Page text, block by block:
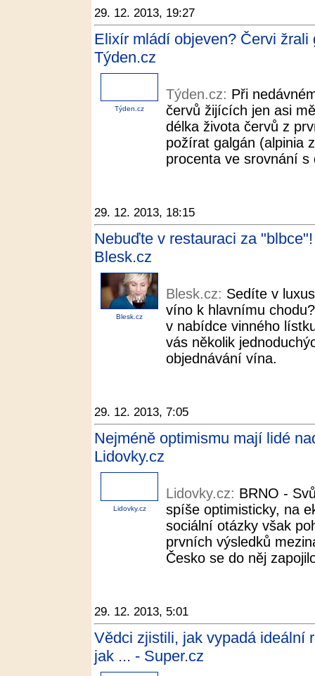
29. 12. 2013, 19:27
Elixír mládí objeven? Červi
Týden.cz
Týden.cz
Týden.cz: Při
červů žijících jen asi
délka života červů z
požírat galgán (alpinia
procenta ve srovnání s
29. 12. 2013, 18:15
Nebuďte v restauraci za
Blesk.cz
Blesk.cz
Blesk.cz: Sedíte v
víno k hlavnímu
v nabídce vinného
vás několik
objednávání vína.
29. 12. 2013, 7:05
Nejméně optimismu mají lidé
Lidovky.cz
Lidovky.cz
Lidovky.cz: BRNO -
spíše optimisticky, na
sociální otázky však
prvních výsledků
Česko se do něj
29. 12. 2013, 5:01
Vědci zjistili, jak vypadá ideální
jak ... - Super.cz